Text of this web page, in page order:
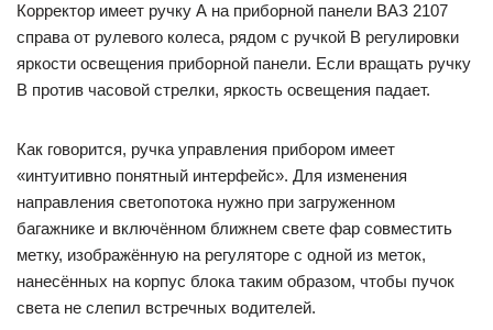
Корректор имеет ручку А на приборной панели ВАЗ 2107
справа от рулевого колеса, рядом с ручкой В регулировки
яркости освещения приборной панели. Если вращать ручку
В против часовой стрелки, яркость освещения падает.
Как говорится, ручка управления прибором имеет
«интуитивно понятный интерфейс». Для изменения
направления светопотока нужно при загруженном
багажнике и включённом ближнем свете фар совместить
метку, изображённую на регуляторе с одной из меток,
нанесённых на корпус блока таким образом, чтобы пучок
света не слепил встречных водителей.